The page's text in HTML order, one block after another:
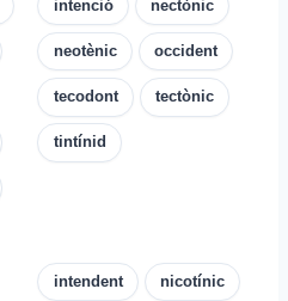
intenció nectònic
neotènic occident
tecodont tectònic
tintínid
intendent nicotínic